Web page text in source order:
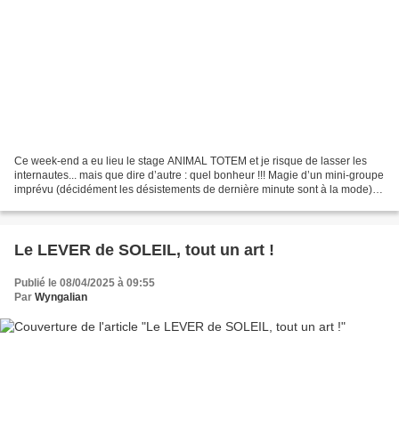
Ce week-end a eu lieu le stage ANIMAL TOTEM et je risque de lasser les
internautes... mais que dire d’autre : quel bonheur !!! Magie d’un mini-groupe
imprévu (décidément les désistements de dernière minute sont à la mode) et
Le LEVER de SOLEIL, tout un art !
Publié le 08/04/2025 à 09:55
Par Wyngalian